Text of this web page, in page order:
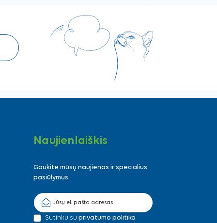
Naujienlaiškis
Gaukite mūsų naujienas ir specialius
pasiūlymus
Sutinku su privatumo politika